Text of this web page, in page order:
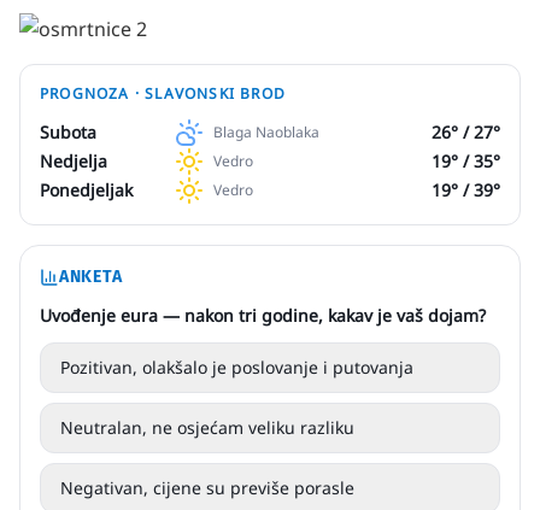
PROGNOZA ·SLAVONSKI BROD
Subota Blaga Naoblaka 26° /27°
Nedjelja
Vedro 19° /35°
Ponedjeljak
Vedro 19° /39°
ANKETA
Uvođenje eura — nakon tri godine, kakav je vaš dojam?
Pozitivan, olakšalo je poslovanje i putovanja
Neutralan, ne osjećam veliku razliku
Negativan, cijene su previše porasle